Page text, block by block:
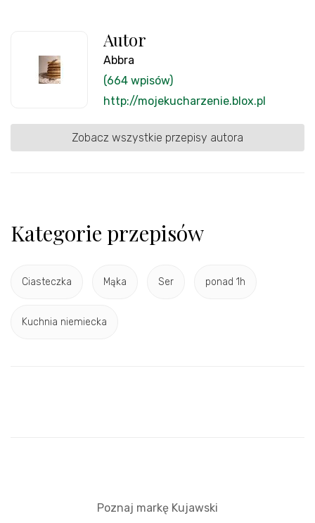
Autor
Abbra
(664 wpisów)
http://mojekucharzenie.blox.pl
Zobacz wszystkie przepisy autora
Kategorie przepisów
Ciasteczka Mąka Ser ponad 1h
Kuchnia niemiecka
Poznaj markę Kujawski